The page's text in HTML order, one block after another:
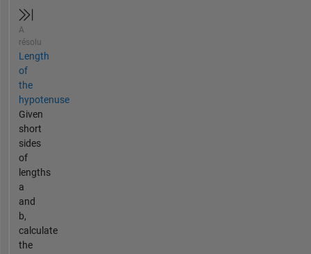
A
résolu
Length
of
the
hypotenuse
Given
short
sides
of
lengths
a
and
b,
calculate
the